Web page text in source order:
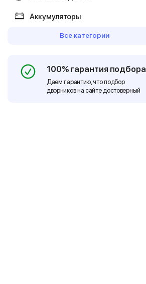
Аккумуляторы
Все категории
100% гарантия подбора
Даем гарантию, что подбор
дворников на сайте достоверный